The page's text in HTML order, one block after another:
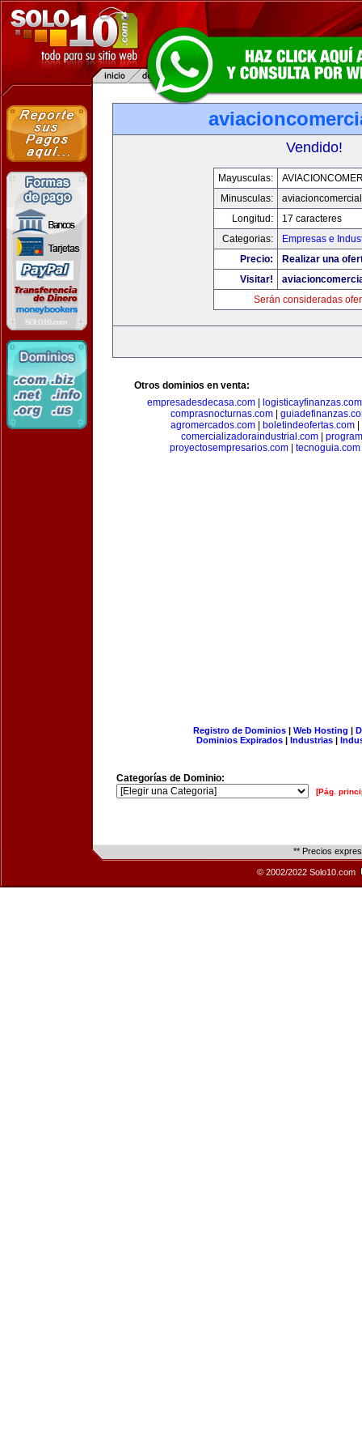
Vendido!
Mayusculas:
Minusculas:
Longitud:
17 caracteres
Categorias:
Empresas e
Precio:
Realizar una
Visitar!
Serán consideradas
Otros dominios en venta:
empresadesdecasa.com
logisticayfinanzas.com
comprasnocturnas.com
agromercados.com
boletindeofertas.com
comercializadoraindustrial.com
proyectosempresarios.com
tecnoguia.com
Registro de Dominios| Web Hosting |
Dominios Expirados | Industrias |
Categorías de Dominio:
[Pág.
** Precios
© 2002/2022 Solo10.com